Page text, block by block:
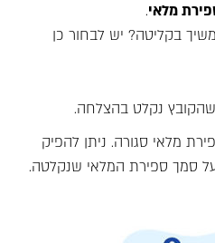
מלאי.
בקליטה? יש לבחור כן
נקלט בהצלחה.
מלאי סגורה. ניתן להפיק
סמך ספירת המלאי שנקלטה.